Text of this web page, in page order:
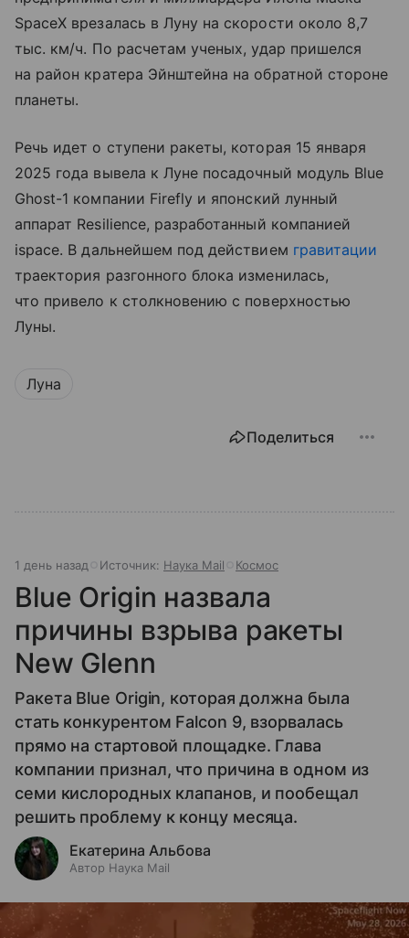
SpaceX врезалась в Луну на скорости около 8,7
тыс. км/ч. По расчетам ученых, удар пришелся
на район кратера Эйнштейна на обратной стороне
планеты.
Речь идет о ступени ракеты, которая 15 января
2025 года вывела к Луне посадочный модуль Blue
Ghost-1 компании Firefly и японский лунный
аппарат Resilience, разработанный компанией
ispace. В дальнейшем под действием гравитации
траектория разгонного блока изменилась,
что привело к столкновению с поверхностью
Луны.
Луна
Поделиться
1 день назад Источник: Наука Mail Космос
Blue Origin назвала
причины взрыва ракеты
New Glenn
Ракета Blue Origin, которая должна была
стать конкурентом Falcon 9, взорвалась
прямо на стартовой площадке. Глава
компании признал, что причина в одном из
семи кислородных клапанов, и пообещал
решить проблему к концу месяца.
Екатерина Альбова
Автор Наука Mail